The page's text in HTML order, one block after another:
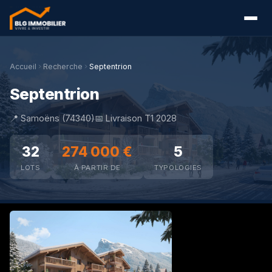
Accueil Recherche Septentrion
Septentrion
📍 Samoëns (74340)📅 Livraison T1 2028
32
LOTS
274 000 €
À PARTIR DE
5
TYPOLOGIES